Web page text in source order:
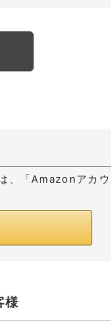
「Amazonアカウ
様